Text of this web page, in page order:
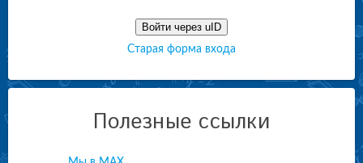
Войти через uID
Старая форма входа
Полезные ссылки